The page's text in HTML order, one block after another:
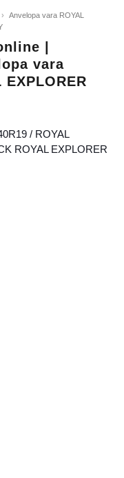
›
Anvelopa vara ROYAL
|
vara
EXPLORER
/ ROYAL
ROYAL EXPLORER